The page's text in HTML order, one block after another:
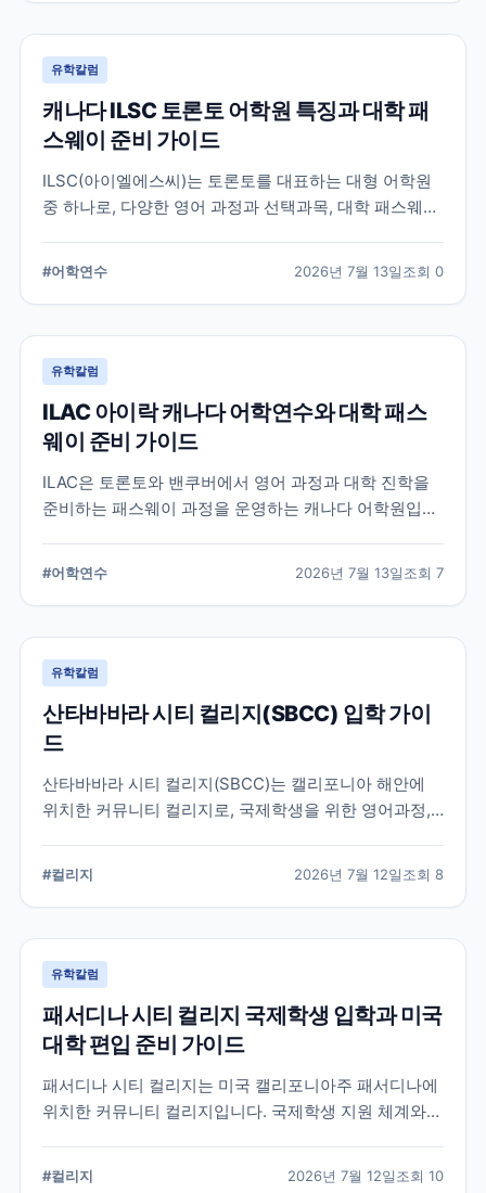
유학칼럼
캐나다 ILSC 토론토 어학원 특징과 대학 패
스웨이 준비 가이드
ILSC(아이엘에스씨)는 토론토를 대표하는 대형 어학원
중 하나로, 다양한 영어 과정과 선택과목, 대학 패스웨이
해야 할 주요 특징과 준비 사항을 정리했습니다.
#어학연수 2026년 7월 13일조회 0
유학칼럼
ILAC 아이락 캐나다 어학연수와 대학 패스
웨이 준비 가이드
ILAC은 토론토와 밴쿠버에서 영어 과정과 대학 진학을
준비하는 패스웨이 과정을 운영하는 캐나다 어학원입니
다.
#어학연수 2026년 7월 13일조회 7
유학칼럼
산타바바라 시티 컬리지(SBCC) 입학 가이
드
산타바바라 시티 컬리지(SBCC)는 캘리포니아 해안에
위치한 커뮤니티 컬리지로, 국제학생을 위한 영어과정,
서 확인해야 할 사항을 정리했습니다.
#컬리지 2026년 7월 12일조회 8
유학칼럼
패서디나 시티 컬리지 국제학생 입학과 미국
대학 편입 준비 가이드
패서디나 시티 컬리지는 미국 캘리포니아주 패서디나에
위치한 커뮤니티 컬리지입니다. 국제학생 지원 체계와
#컬리지 2026년 7월 12일조회 10